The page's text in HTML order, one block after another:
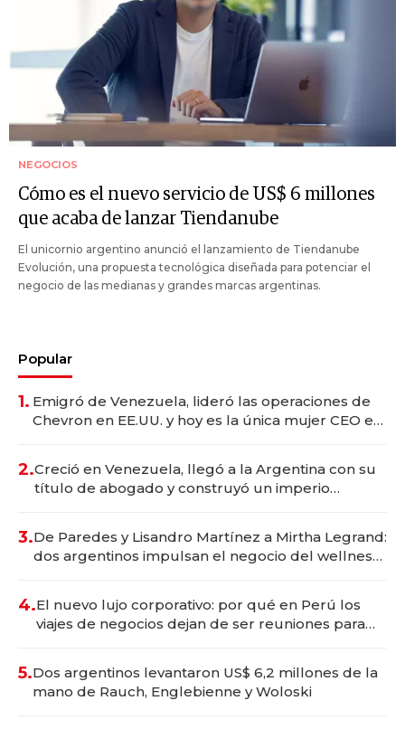
NEGOCIOS
Cómo es el nuevo servicio de US$ 6 millones
que acaba de lanzar Tiendanube
El unicornio argentino anunció el lanzamiento de Tiendanube
Evolución, una propuesta tecnológica diseñada para potenciar el
negocio de las medianas y grandes marcas argentinas.
Popular
1. Emigró de Venezuela, lideró las operaciones de
Chevron en EE.UU. y hoy es la única mujer CEO en
2.Creció en Venezuela, llegó a la Argentina con su
título de abogado y construyó un imperio
3.De Paredes y Lisandro Martínez a Mirtha Legrand:
dos argentinos impulsan el negocio del wellness
4.El nuevo lujo corporativo: por qué en Perú los
viajes de negocios dejan de ser reuniones para
5.Dos argentinos levantaron US$ 6,2 millones de la
mano de Rauch, Englebienne y Woloski